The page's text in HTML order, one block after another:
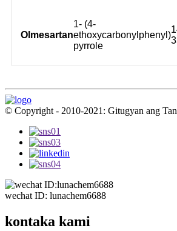
Olmesartan
1- (4-
ethoxycarbonylphenyl)
pyrrole
© Copyright - 2010-2021: Gitugyan ang
wechat ID: lunachem6688
kontaka kami